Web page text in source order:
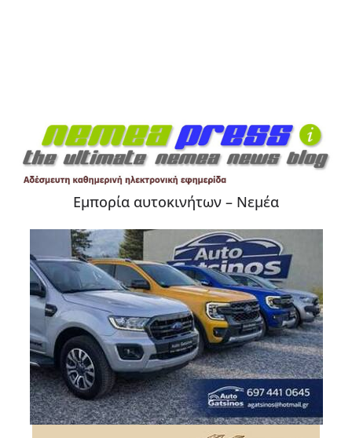
Εμπορία αυτοκινήτων – Νεμέα